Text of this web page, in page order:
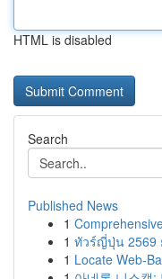
HTML is disabled
Search
Published News
1
1 ทัวร์ญี่ปุ่น 2569
1 Locate Web-